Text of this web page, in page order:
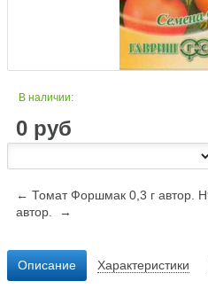
В наличии:
0 руб
← Томат Форшмак 0,3 г автор.
автор. →
Описание Характеристики